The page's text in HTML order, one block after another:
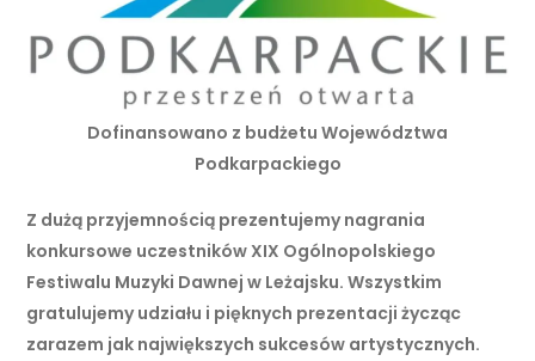
Dofinansowano z budżetu Województwa
Podkarpackiego
Z dużą przyjemnością prezentujemy nagrania
konkursowe uczestników XIX Ogólnopolskiego
Festiwalu Muzyki Dawnej w Leżajsku. Wszystkim
gratulujemy udziału i pięknych prezentacji życząc
zarazem jak największych sukcesów artystycznych.